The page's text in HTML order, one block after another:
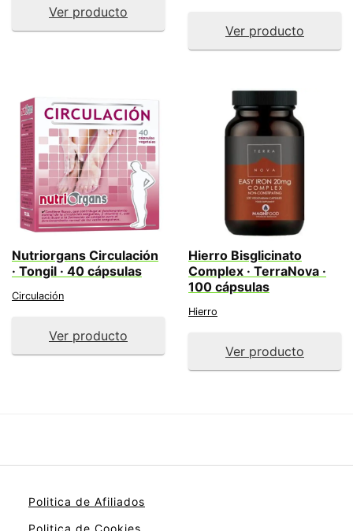
Ver producto
Ver producto
Nutriorgans Circulación
· Tongil · 40 cápsulas
Circulación
Ver producto
Hierro Bisglicinato
Complex · TerraNova ·
100 cápsulas
Hierro
Ver producto
Politica de Afiliados
Politica de Cookies